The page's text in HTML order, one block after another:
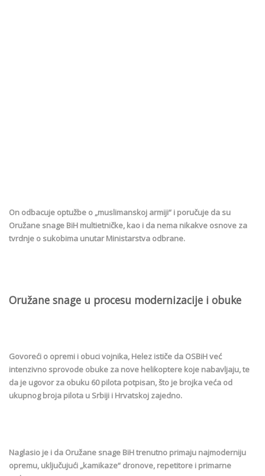
On odbacuje optužbe o „muslimanskoj armiji“ i poručuje da su
Oružane snage BiH multietničke, kao i da nema nikakve osnove za
tvrdnje o sukobima unutar Ministarstva odbrane.
Oružane snage u procesu modernizacije i obuke
Govoreći o opremi i obuci vojnika, Helez ističe da OSBiH već
intenzivno sprovode obuke za nove helikoptere koje nabavljaju, te
da je ugovor za obuku 60 pilota potpisan, što je brojka veća od
ukupnog broja pilota u Srbiji i Hrvatskoj zajedno.
Naglasio je i da Oružane snage BiH trenutno primaju najmoderniju
opremu, uključujući „kamikaze“ dronove, repetitore i primarne